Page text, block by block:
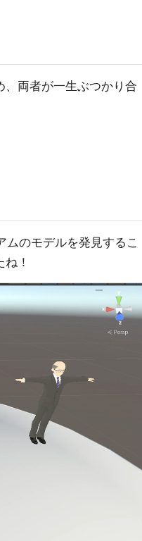
両者が一生ぶつかり合
のモデルを発見するこ
！